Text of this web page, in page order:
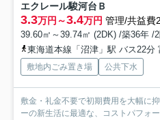
エクレール駿河台Ｂ
3.3万円～3.4万円 管理/共益費
39.60㎡～39.74㎡ (2DK) /築36年 /
東海道本線「沼津」駅 バス22分 富士
敷地内ごみ置き場 公共下水
敷金・礼金不要で初期費用を大幅に
ーの新生活に最適な、コストパフォ